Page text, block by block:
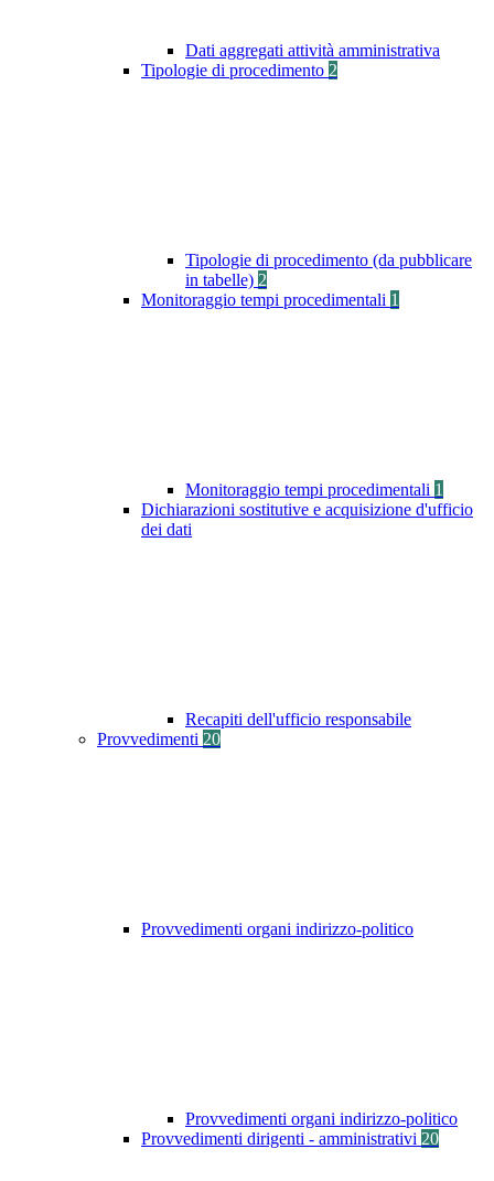
Dati aggregati attività amministrativa
Tipologie di procedimento 2
Tipologie di procedimento (da pubblicare
in tabelle) 2
Monitoraggio tempi procedimentali 1
Monitoraggio tempi procedimentali 1
Dichiarazioni sostitutive e acquisizione d'ufficio
dei dati
Recapiti dell'ufficio responsabile
Provvedimenti 20
Provvedimenti organi indirizzo-politico
Provvedimenti organi indirizzo-politico
Provvedimenti dirigenti - amministrativi 20